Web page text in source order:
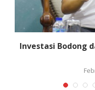
Investasi Bodong